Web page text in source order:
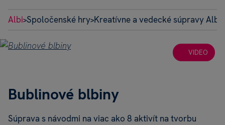
Albi>Spoločenské hry>Kreatívne a vedecké súpravy Albi
VIDEO
Bublinové blbiny
Súprava s návodmi na viac ako 8 aktivít na tvorbu